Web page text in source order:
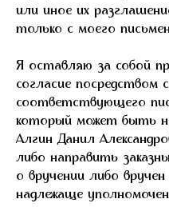
или иное их
только с моего
Я оставляю за собой
согласие посредством
соответствующего
который может быть
Алгин Данил
либо направить
о вручении либо
надлежаще